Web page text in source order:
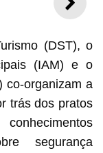
(DST), o
(IAM) e o
co-organizam a
trás dos pratos
segurança